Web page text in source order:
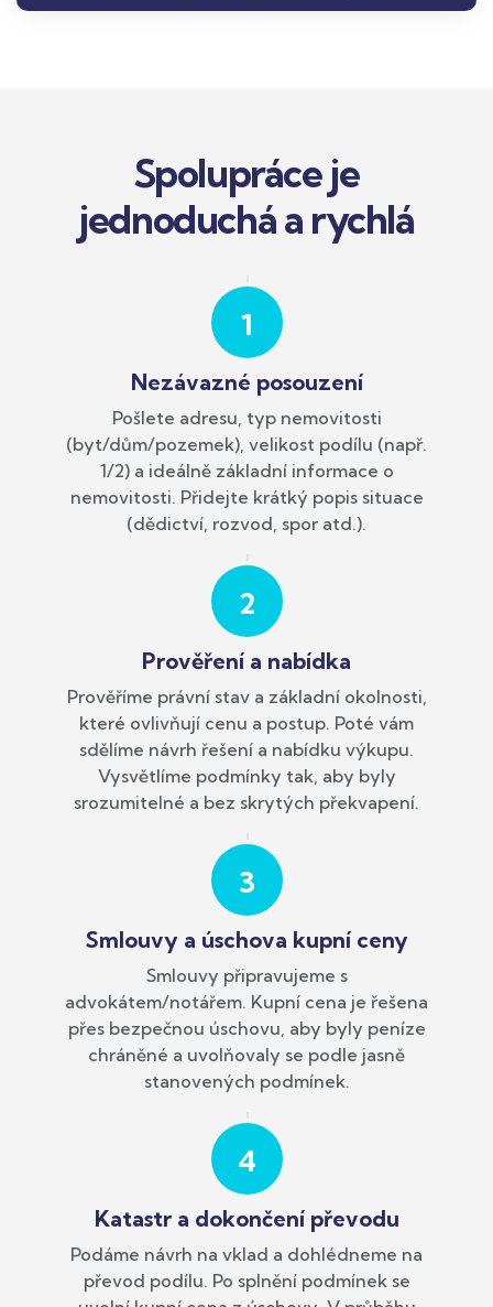
Spolupráce je
jednoduchá a rychlá
1
Nezávazné posouzení
Pošlete adresu, typ nemovitosti
(byt/dům/pozemek), velikost podílu (např.
1/2) a ideálně základní informace o
nemovitosti. Přidejte krátký popis situace
(dědictví, rozvod, spor atd.).
2
Prověření a nabídka
Prověříme právní stav a základní okolnosti,
které ovlivňují cenu a postup. Poté vám
sdělíme návrh řešení a nabídku výkupu.
Vysvětlíme podmínky tak, aby byly
srozumitelné a bez skrytých překvapení.
3
Smlouvy a úschova kupní ceny
Smlouvy připravujeme s
advokátem/notářem. Kupní cena je řešena
přes bezpečnou úschovu, aby byly peníze
chráněné a uvolňovaly se podle jasně
stanovených podmínek.
4
Katastr a dokončení převodu
Podáme návrh na vklad a dohlédneme na
převod podílu. Po splnění podmínek se